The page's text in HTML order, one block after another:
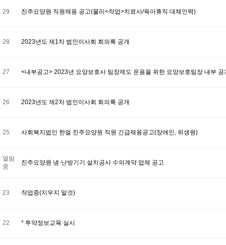
29 진주요양원 직원채용 공고(물리<작업>치료사/육아휴직 대체인력)
28 2023년도 제1차 법인이사회 회의록 공개
27 <내부공고> 2023년 요양보호사 팀장제도 운용을 위한 요양보호팀장 내부 공
26 2023년도 제2차 법인이사회 회의록 공개
25 사회복지법인 한얼 진주요양원 직원 긴급채용공고(장애인, 위생원)
열람
중
진주요양원 냉·난방기기 설치공사 수의계약 업체 공고
23 작업중(지우지 말것)
22 * 투약정보교육 실시